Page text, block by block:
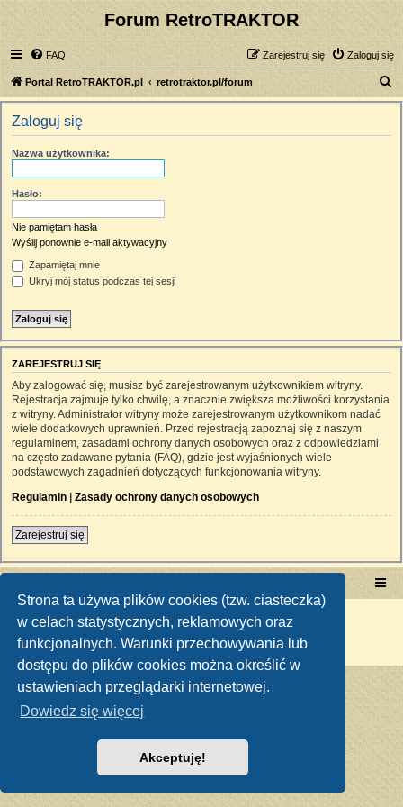
Strona ta używa plików cookies (tzw. ciasteczka)
w celach statystycznych, reklamowych oraz
funkcjonalnych. Warunki przechowywania lub
dostępu do plików cookies można określić w
ustawieniach przeglądarki internetowej.
Dowiedz się więcej
Akceptuję!
Forum RetroTRAKTOR
FAQ Zaloguj się
Zarejestruj się
Portal RetroTRAKTOR.pl retrotraktor.pl/forum
z
Zaloguj się
Nazwa użytkownika:
Hasło:
Nie pamiętam hasła
Wyślij ponownie e-mail aktywacyjny
Zapamiętaj mnie
Ukryj mój status podczas tej sesji
ZAREJESTRUJ SIĘ
Aby zalogować się, musisz być zarejestrowanym użytkownikiem witryny.
Rejestracja zajmuje tylko chwilę, a znacznie zwiększa możliwości korzystania
z witryny. Administrator witryny może zarejestrowanym użytkownikom nadać
wiele dodatkowych uprawnień. Przed rejestracją zapoznaj się z naszym
regulaminem, zasadami ochrony danych osobowych oraz z odpowiedziami
na często zadawane pytania (FAQ), gdzie jest wyjaśnionych wiele
podstawowych zagadnień dotyczących funkcjonowania witryny.
Regulamin | Zasady ochrony danych osobowych
Zarejestruj się
Technologię dostarcza phpBB ® Forum Software © phpBB Limited
Polski pakiet językowy dostarcza
Zasady ochrony danych osobowych|Regulamin